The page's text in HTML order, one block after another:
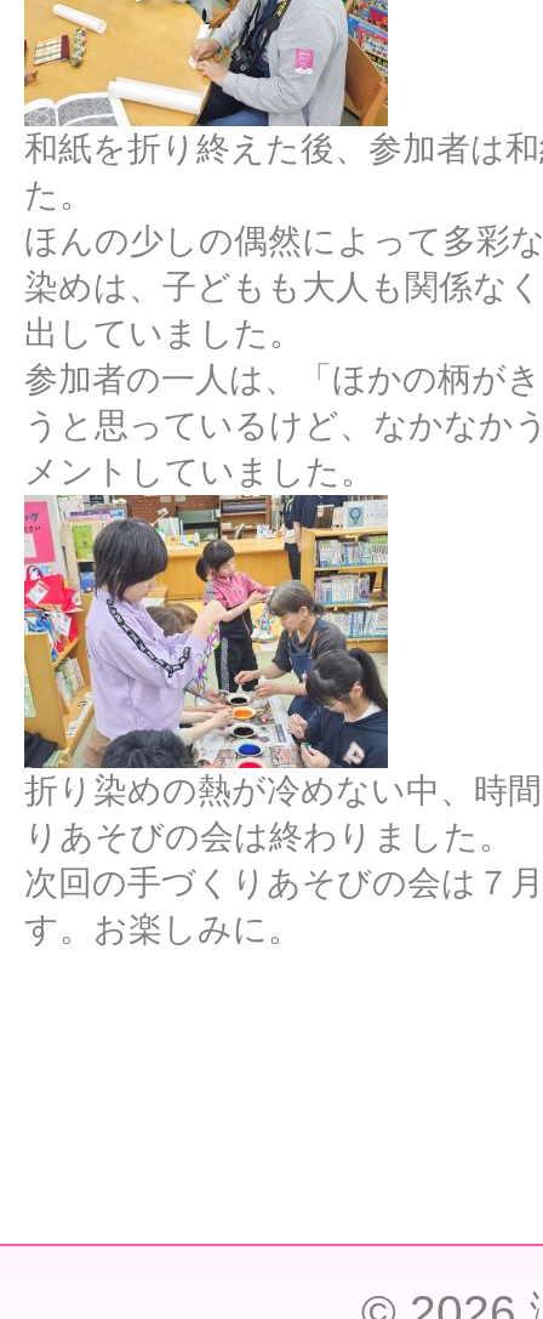
和紙を折り終えた後、参加者は
た。
ほんの少しの偶然によって多彩
染めは、子どもも大人も関係な
出していました。
参加者の一人は、「ほかの柄が
うと思っているけど、なかなか
メントしていました。
折り染めの熱が冷めない中、時
りあそびの会は終わりました。
次回の手づくりあそびの会は７
す。お楽しみに。